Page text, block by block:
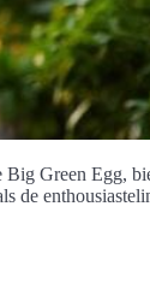
Big Green Egg,
de